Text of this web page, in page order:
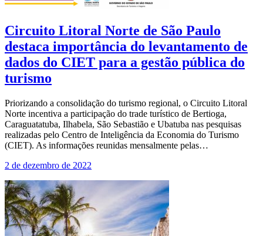
Circuito Litoral Norte de São Paulo
destaca importância do levantamento de
dados do CIET para a gestão pública do
turismo
Priorizando a consolidação do turismo regional, o Circuito Litoral
Norte incentiva a participação do trade turístico de Bertioga,
Caraguatatuba, Ilhabela, São Sebastião e Ubatuba nas pesquisas
realizadas pelo Centro de Inteligência da Economia do Turismo
(CIET). As informações reunidas mensalmente pelas…
2 de dezembro de 2022